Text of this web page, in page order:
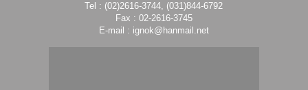
Tel : (02)2616-3744, (031)844-6792
Fax : 02-2616-3745
E-mail : ignok@hanmail.net